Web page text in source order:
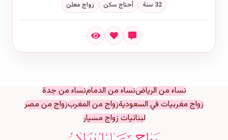
32 سنة أحتاج سكن زواج معلن
نساء من الرياضنساء من الدمامنساء من جدة
زواج مغربيات في السعوديةزواج من المغربزواج من مصر
لبنانيات زواج مسيار